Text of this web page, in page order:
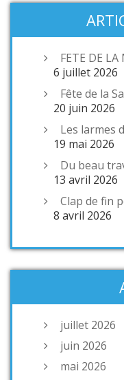
FETE DE LA
6 juillet 2026
Fête de la
20 juin 2026
Les larmes
19 mai 2026
Du beau
13 avril 2026
Clap de fin
8 avril 2026
juillet 2026
juin 2026
mai 2026